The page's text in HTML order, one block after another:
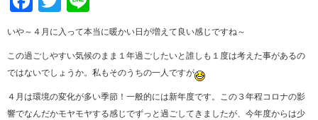
いや～４月に入って本当に暖かい日が増えて良い感じですね～
この過ごしやすい気候のまま１年過ごしたいと誰しも１度は考えた事があるの
ではないでしょうか。私もそのうちの一人ですが
４月は環境の変化が多い季節！一般的には新年度です。この３年程コロナの影
響でなんだかモヤモヤする感じでずっと過ごしてきましたが、今年度からは少